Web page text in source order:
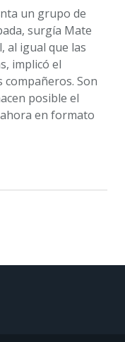
un grupo de
surgía Mate
al igual que las
implicó el
Son
posible el
en formato